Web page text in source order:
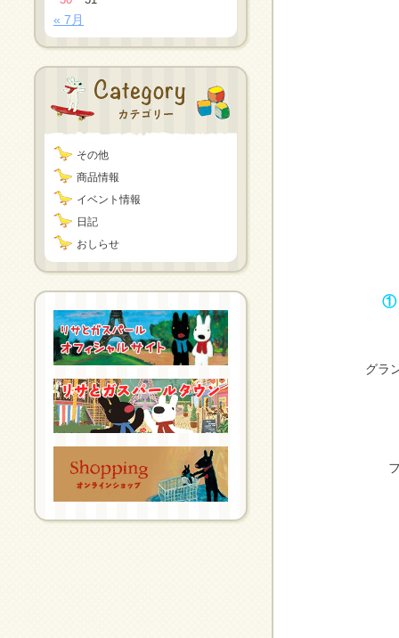
« 7月
その他
商品情報
イベント情報
日記
おしらせ
①
グラ